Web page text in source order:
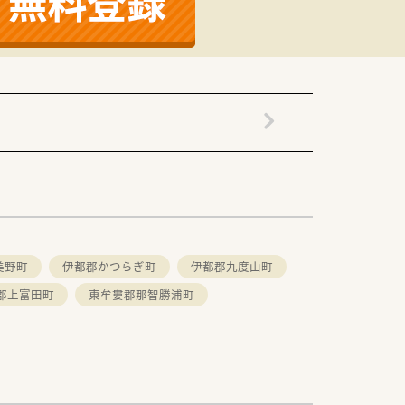
でも相談しやすい雰囲気です。
る人間味あふれる環境です。
野町 伊都郡かつらぎ町
伊都郡九度山町
上富田町
東牟婁郡那智勝浦町